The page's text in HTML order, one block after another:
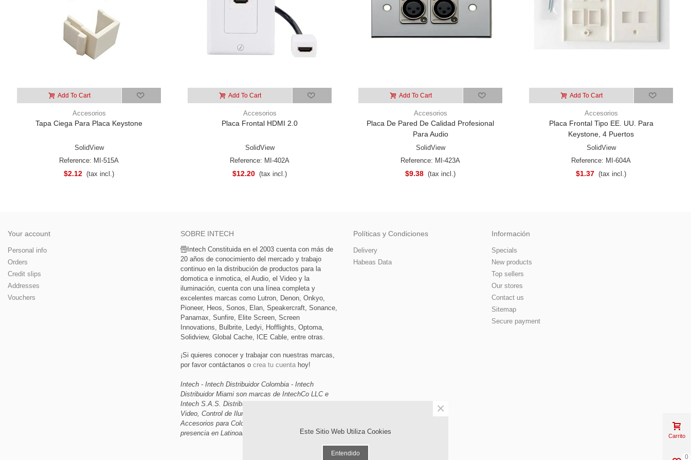
Add To Cart
Accesorios
Tapa Ciega Para Placa Keystone
SolidView
Reference: MI-515A
$2.12 (tax incl.)
Add To Cart
Accesorios
Placa Frontal HDMI 2.0
SolidView
Reference: MI-402A
$12.20 (tax incl.)
Add To Cart
Accesorios
Placa De Pared De Calidad Profesional
Para Audio
SolidView
Reference: MI-423A
$9.38 (tax incl.)
Add To Cart
Accesorios
Placa Frontal Tipo EE. UU. Para
Keystone, 4 Puertos
SolidView
Reference: MI-604A
$1.37 (tax incl.)
Your account
Personal info
Orders
Credit slips
Addresses
Vouchers
SOBRE INTECH
Intech Constituida en el 2003 cuenta con más de
20 años de conocimiento del mercado y trabajo
continuo en la distribución de productos para la
domotica e inmotica, el Audio, el Video y la
iluminación, cuenta con una línea completa y
excelentes marcas como Lutron, Denon, Onkyo,
Pioneer, Heos, Sonos, Elan, Speakercraft, Sonance,
Panamax, Sunfire, Elite Screen, Screen
Innovations, Bulbrite, Ledyi, Hofflights, Optoma,
Solidview, Global Cache, ICE Cable, entre otras.
¡Si quieres conocer y trabajar con nuestras marcas,
por favor contáctanos o crea tu cuenta hoy!
Intech - Intech Distribuidor Colombia - Intech
Distribuidor Miami son marcas de IntechCo LLC e
Intech S.A.S. Distribuidor de Domótica, Audio,
Video, Control de Iluminación, Automatización y
Accesorios para Colombia, Miami Florida y
presencia en Latinoamerica.
Políticas y Condiciones
Delivery
Habeas Data
Información
Specials
New products
Top sellers
Our stores
Contact us
Sitemap
Secure payment
Carrito
0
Este Sitio Web Utiliza Cookies
Entendido
×